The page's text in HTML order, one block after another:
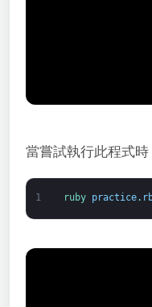
當嘗試執行此程式時
1 ruby practice.